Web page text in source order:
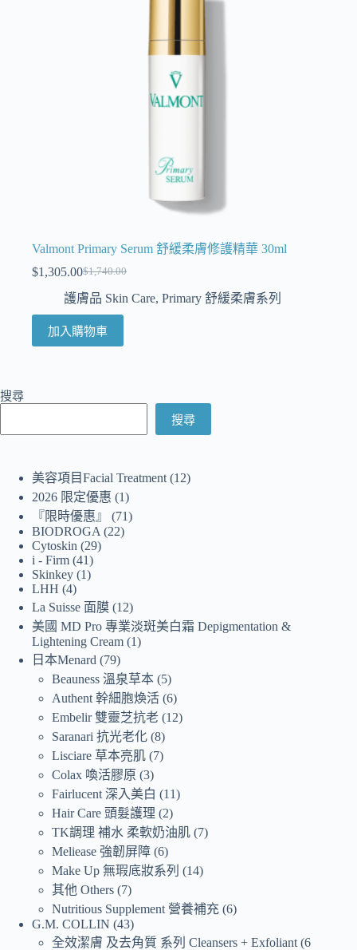
Valmont Primary Serum 舒緩柔膚修護精華 30ml
$1,740.00
$1,305.00
護膚品 Skin Care, Primary 舒緩柔膚系列
加入購物車
搜尋
搜尋
美容項目Facial Treatment 12
2026 限定優惠
1
『限時優惠』
71
BIODROGA
22
Cytoskin
29
i - Firm 41
Skinkey 1
LHH 4
La Suisse 面膜 12
美國 MD Pro 專業淡斑美白霜 Depigmentation &
Lightening Cream 1
日本Menard
79
Beauness 溫泉草本 5
Authent 幹細胞煥活 6
Embelir 雙靈芝抗老 12
Saranari 抗光老化 8
Lisciare 草本亮肌 7
Colax 喚活膠原 3
Fairlucent 深入美白
11
Hair Care 頭髮護理
2
TK調理 補水 柔軟奶油肌 7
Meliease 強韌屏障 6
Make Up 無瑕底妝系列
14
其他 Others 7
Nutritious Supplement 營養補充 6
G.M. COLLIN 43
全效潔膚 及去角質 系列 Cleansers + Exfoliant 6